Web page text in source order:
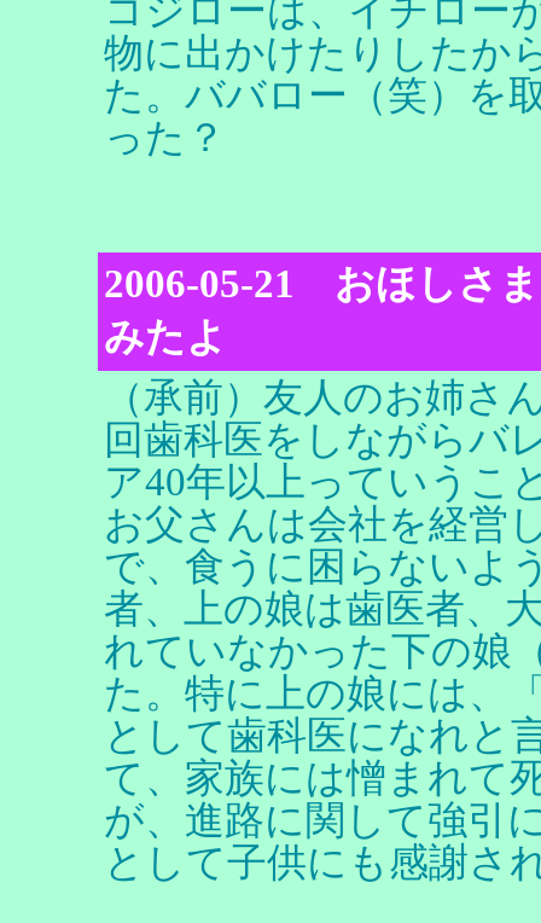
コジローは、イチロー
物に出かけたりしたか
た。ババロー（笑）を
った？
2006-05-21 おほしさ
みたよ
（承前）友人のお姉さ
回歯科医をしながらバ
ア40年以上っていうこ
お父さんは会社を経営
で、食うに困らないよ
者、上の娘は歯医者、
れていなかった下の娘
た。特に上の娘には、
として歯科医になれと
て、家族には憎まれて
が、進路に関して強引
として子供にも感謝さ